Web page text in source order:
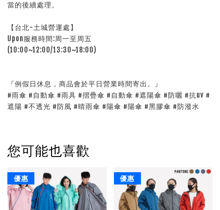
當的後續處理。
【台北-土城營運處】
Upon服務時間:周一至周五
(10:00~12:00/13:30~18:00)
『例假日休息，商品會於平日營業時間寄出。』
#雨傘 #自動傘 #雨具 #摺疊傘 #自動傘 #遮陽傘 #防曬 #抗uv #
遮陽 #不透光 #防風 #晴雨傘 #陽傘 #陽傘 #黑膠傘 #防潑水
您可能也喜歡
優惠 優惠